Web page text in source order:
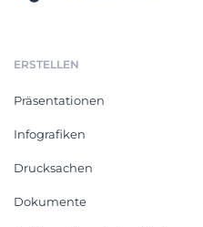
ERSTELLEN
Präsentationen
Infografiken
Drucksachen
Dokumente